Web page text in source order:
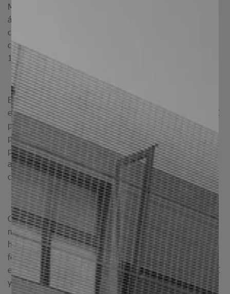
MPa (40,000 Lb/in
área del 60%, estos valores son típicos y aplican en
condiciones de recocido, no son mandatorios, y deben
considerarse como referencia general (NMX – B- 83 –
1988).
Este acero se distingue por ser una variante del AISI 410,
el 416 es capaz de alcanzar durezas cercanas a los 42 HRC
por endurecimiento por transformación a martensita, se
puede revenir a diversas temperaturas para ajustar sus
propiedades mecánicas y tenacidad, por la adición de
azufre es mejorada su maquinabilidad, siendo clasificado
como “Free Machining Stainless Steel”.
Ofrece buena resistencia a la corrosión, tiene propiedades
magnéticas, manteniendo su resistencia a la oxidación
hasta 760 °C, no obstante, se debe tener precaución en la
forja, ya que el contenido de azufre reduce la forjabilidad
en caliente, recomendándose un rango de 1150 – 1260 °C
y evitando forjar por debajo de 870 °C.